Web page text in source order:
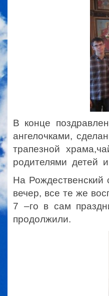
В конце
ангелочками,
трапезной
родителями детей
На Рождественский
вечер, все те же
7 –го в сам
продолжили.